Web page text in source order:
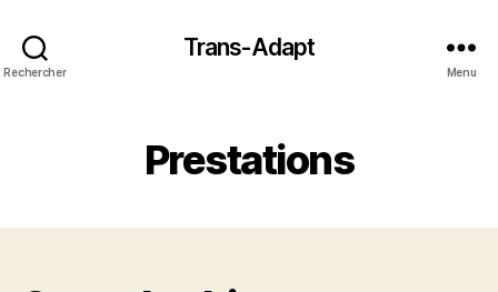
Rechercher
Trans-Adapt
Menu
Prestations